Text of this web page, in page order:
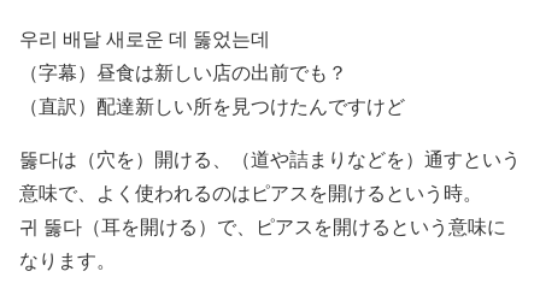
우리 배달 새로운 데 뚫었는데
（字幕）昼食は新しい店の出前でも？
（直訳）配達新しい所を見つけたんですけど
뚫다は（穴を）開ける、（道や詰まりなどを）通すという
意味で、よく使われるのはピアスを開けるという時。
귀 뚫다（耳を開ける）で、ピアスを開けるという意味に
なります。